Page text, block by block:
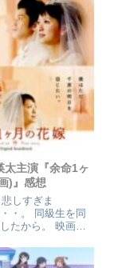
太主演『余命1ヶ
)』感想
しすぎま
・。 同級生を同
たから。 映画
花嫁』詳細TBS公
『余命1ヶ月の花